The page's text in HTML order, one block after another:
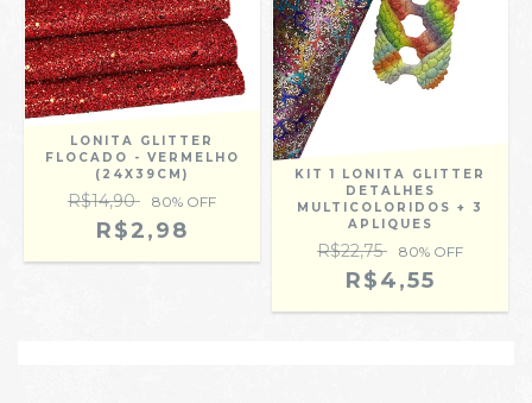
LONITA GLITTER
FLOCADO - VERMELHO
(24X39CM)
R$14,90 80% OFF
R$2,98
KIT 1 LONITA GLITTER
DETALHES
MULTICOLORIDOS + 3
APLIQUES
R$22,75 80% OFF
R$4,55